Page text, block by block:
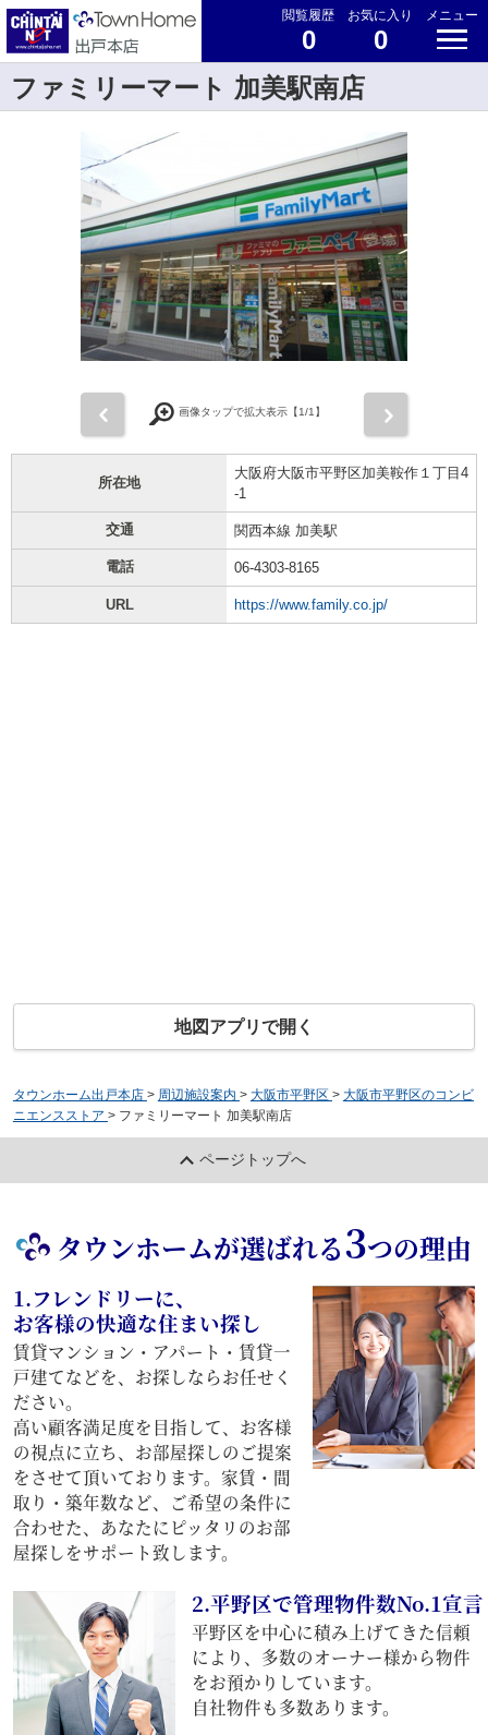
閲覧履歴
0
お気に入り
0
メニュー
ファミリーマート 加美駅南店
画像タップで拡大表示【1/1】
所在地
大阪府大阪市平野区加美鞍作１丁目4
-1
交通 関西本線 加美駅
電話 06-4303-8165
URL https://www.family.co.jp/
地図アプリで開く
タウンホーム出戸本店 > 周辺施設案内 > 大阪市平野区 > 大阪市平野区のコンビ
ニエンスストア > ファミリーマート 加美駅南店
ページトップへ
タウンホームが選ばれる3つの理由
1.フレンドリーに、
お客様の快適な住まい探し
賃貸マンション・アパート・賃貸一
戸建てなどを、お探しならお任せく
ださい。
高い顧客満足度を目指して、お客様
の視点に立ち、お部屋探しのご提案
をさせて頂いております。家賃・間
取り・築年数など、ご希望の条件に
合わせた、あなたにピッタリのお部
屋探しをサポート致します。
2.平野区で管理物件数No.1宣言
平野区を中心に積み上げてきた信頼
により、多数のオーナー様から物件
をお預かりしています。
自社物件も多数あります。